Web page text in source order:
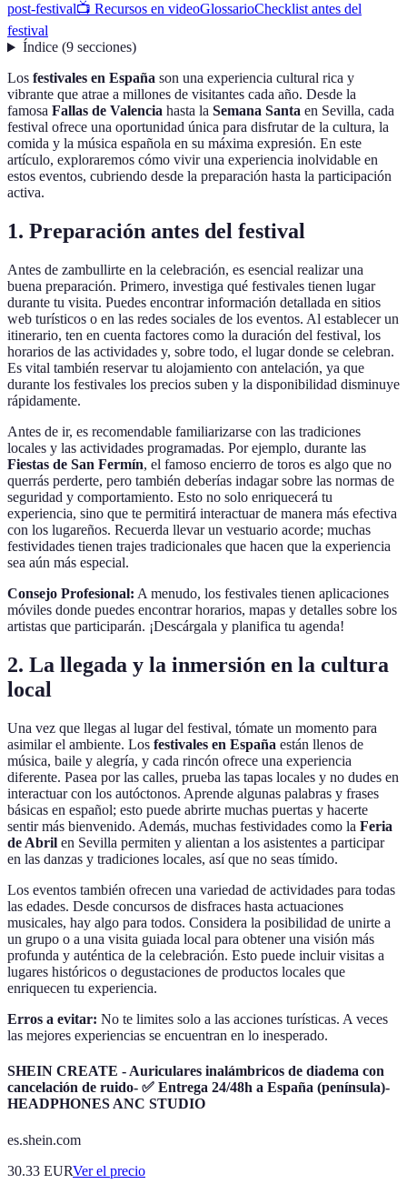
post-festival📺 Recursos en videoGlossarioChecklist antes del
festival
Índice(9 secciones)
Los festivales en España son una experiencia cultural rica y
vibrante que atrae a millones de visitantes cada año. Desde la
famosa Fallas de Valencia hasta la Semana Santa en Sevilla, cada
festival ofrece una oportunidad única para disfrutar de la cultura, la
comida y la música española en su máxima expresión. En este
artículo, exploraremos cómo vivir una experiencia inolvidable en
estos eventos, cubriendo desde la preparación hasta la participación
activa.
1. Preparación antes del festival
Antes de zambullirte en la celebración, es esencial realizar una
buena preparación. Primero, investiga qué festivales tienen lugar
durante tu visita. Puedes encontrar información detallada en sitios
web turísticos o en las redes sociales de los eventos. Al establecer un
itinerario, ten en cuenta factores como la duración del festival, los
horarios de las actividades y, sobre todo, el lugar donde se celebran.
Es vital también reservar tu alojamiento con antelación, ya que
durante los festivales los precios suben y la disponibilidad disminuye
rápidamente.
Antes de ir, es recomendable familiarizarse con las tradiciones
locales y las actividades programadas. Por ejemplo, durante las
Fiestas de San Fermín, el famoso encierro de toros es algo que no
querrás perderte, pero también deberías indagar sobre las normas de
seguridad y comportamiento. Esto no solo enriquecerá tu
experiencia, sino que te permitirá interactuar de manera más efectiva
con los lugareños. Recuerda llevar un vestuario acorde; muchas
festividades tienen trajes tradicionales que hacen que la experiencia
sea aún más especial.
Consejo Profesional: A menudo, los festivales tienen aplicaciones
móviles donde puedes encontrar horarios, mapas y detalles sobre los
artistas que participarán. ¡Descárgala y planifica tu agenda!
2. La llegada y la inmersión en la cultura
local
Una vez que llegas al lugar del festival, tómate un momento para
asimilar el ambiente. Los festivales en España están llenos de
música, baile y alegría, y cada rincón ofrece una experiencia
diferente. Pasea por las calles, prueba las tapas locales y no dudes en
interactuar con los autóctonos. Aprende algunas palabras y frases
básicas en español; esto puede abrirte muchas puertas y hacerte
sentir más bienvenido. Además, muchas festividades como la Feria
de Abril en Sevilla permiten y alientan a los asistentes a participar
en las danzas y tradiciones locales, así que no seas tímido.
Los eventos también ofrecen una variedad de actividades para todas
las edades. Desde concursos de disfraces hasta actuaciones
musicales, hay algo para todos. Considera la posibilidad de unirte a
un grupo o a una visita guiada local para obtener una visión más
profunda y auténtica de la celebración. Esto puede incluir visitas a
lugares históricos o degustaciones de productos locales que
enriquecen tu experiencia.
Erros a evitar: No te limites solo a las acciones turísticas. A veces
las mejores experiencias se encuentran en lo inesperado.
SHEIN CREATE - Auriculares inalámbricos de diadema con
cancelación de ruido- ✅ Entrega 24/48h a España (península)-
HEADPHONES ANC STUDIO
es.shein.com
30.33 EURVer el precio